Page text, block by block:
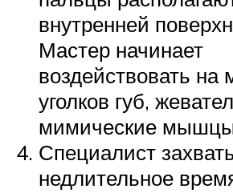
внутренней
Мастер начинает
воздействовать
уголков губ,
мимические
Специалист
недлительное